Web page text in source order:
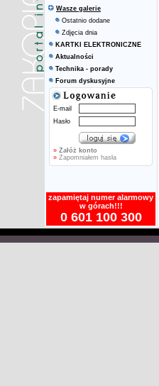
Wasze galerie
Ostatnio dodane
Zdjęcia dnia
KARTKI ELEKTRONICZNE
Aktualności
Technika - porady
Forum dyskusyjne
E-mail
Hasło
» Załóż konto
» Zapomniałem hasła
zapamiętaj numer alarmowy
w górach!!!
0 601 100 300